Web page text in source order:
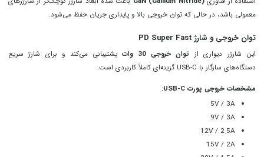
معمولی باشد، در حالی که توان خروجی بالا و پایداری جریان حفظ می‌شود.
توان خروجی و شارژ PD Super Fast
این شارژر دیواری از توان خروجی 30 وات
پشتیبانی می‌کند و برای شارژ سریع
دستگاه‌های سازگار با USB‑C گزینه‌ای کاملاً کاربردی است.
مشخصات خروجی پورت USB‑C:
5V / 3A
9V / 3A
12V / 2.5A
15V / 2A